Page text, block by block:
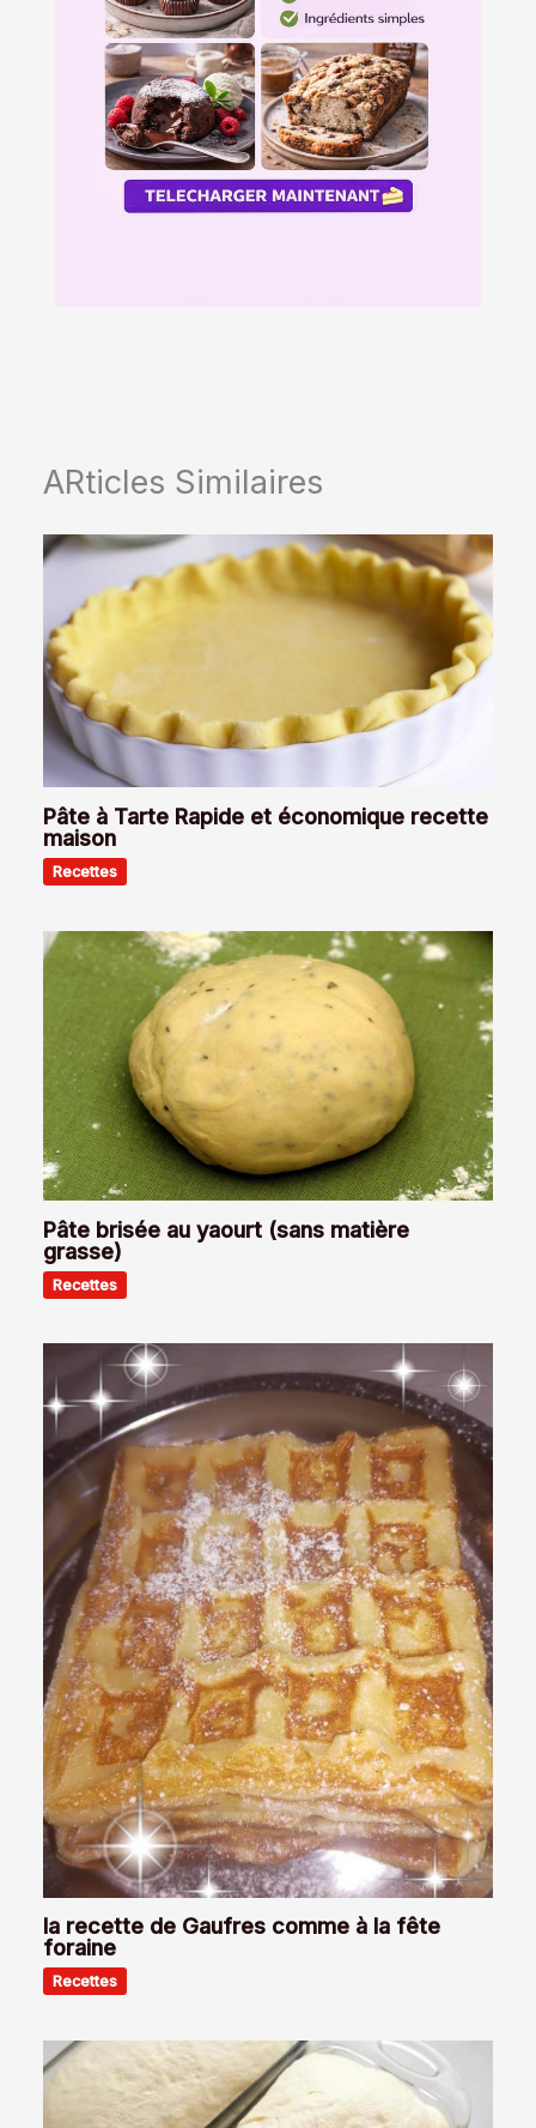
ARticles Similaires
Pâte à Tarte Rapide et économique recette
maison
Recettes
Pâte brisée au yaourt (sans matière
grasse)
Recettes
la recette de Gaufres comme à la fête
foraine
Recettes